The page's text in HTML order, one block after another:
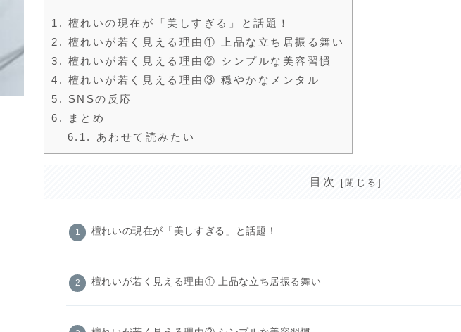
1. 檀れいの現在が「美しすぎる」と話題！
2. 檀れいが若く見える理由① 上品な立ち居振る舞い
3. 檀れいが若く見える理由② シンプルな美容習慣
4. 檀れいが若く見える理由③ 穏やかなメンタル
5.
SNSの反応
6.
まとめ
6.1.
あわせて読みたい
目次
檀れいの現在が「美しすぎる」と話題！
檀れいが若く見える理由① 上品な立ち居振る舞い